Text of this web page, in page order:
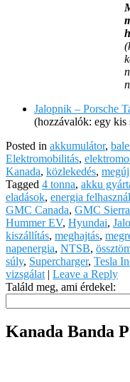
Jalopnik – Porsche
(hozzávalók: egy kis
Posted in akkumulátor,
Elektromobilitás,
Kanada, közlekedés,
Tagged 4 tonna, akku
eladások, energia
GMC Canada, GMC
Hummer EV, Hyundai,
kiszállítás, meghajtás,
napenergia, NTSB,
súly, Supercharger, Tesla
vizsgálat | Leave a Reply
Találd meg, ami érdekel:
Kanada Banda